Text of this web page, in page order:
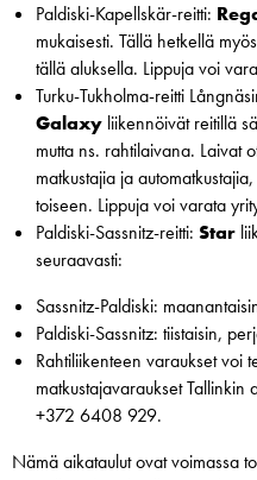
Paldiski-Kapellskär-reitti:
mukaisesti. Tällä hetkellä
tällä aluksella. Lippuja voi
Turku-Tukholma-reitti
Galaxy liikennöivät reitillä
mutta ns. rahtilaivana. Laivat
matkustajia ja
toiseen. Lippuja voi varata
Paldiski-Sassnitz-reitti: Star
seuraavasti:
Sassnitz-Paldiski:
Paldiski-Sassnitz: tiistaisin,
Rahtiliikenteen varaukset voi
matkustajavaraukset Tallinkin
+372 6408 929.
Nämä aikataulut ovat voimassa